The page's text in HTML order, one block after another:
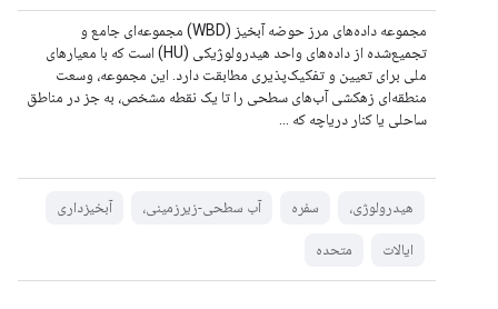
مجموعه داده‌های مرز حوضه آبخیز (WBD) مجموعه‌ای جامع و
تجمیع‌شده از داده‌های واحد هیدرولوژیکی (HU) است که با معیارهای
ملی برای تعیین و تفکیک‌پذیری مطابقت دارد. این مجموعه، وسعت
منطقه‌ای زهکشی آب‌های سطحی را تا یک نقطه مشخص، به جز در مناطق
ساحلی یا کنار دریاچه که ...
هیدرولوژی، سفره آب سطحی-زیرزمینی، آبخیزداری
ایالات متحده